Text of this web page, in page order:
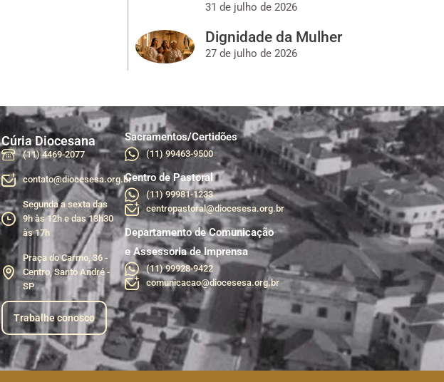
31 de julho de 2026
Dignidade da Mulher
27 de julho de 2026
Cúria Diocesana
(11) 4469-2077
contato@diocesesa.org.br
Segunda a sexta das
9h às 12h e das 13h30
às 17h
Praça do Carmo, 36 -
Centro, Santo André -
SP
Trabalhe conosco
Sacramentos/Certidões
(11) 99463-9500
Centro de Pastoral
(11) 99981-1233
centropastoral@diocesesa.org.br
Departamento de Comunicação
e Assessoria de Imprensa
(11) 99928-9422
comunicacao@diocesesa.org.br